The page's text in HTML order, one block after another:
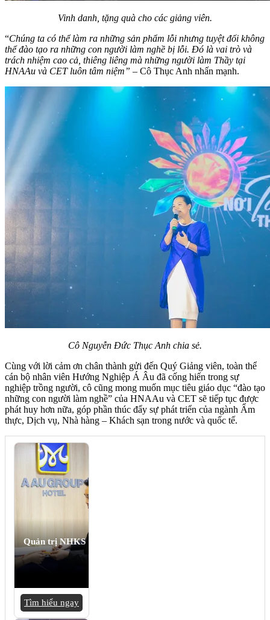
Vinh danh, tặng quà cho các giảng viên.
“Chúng ta có thể làm ra những sản phẩm lỗi nhưng tuyệt đối không
thể đào tạo ra những con người làm nghề bị lỗi. Đó là vai trò và
trách nhiệm cao cả, thiêng liêng mà những người làm Thầy tại
HNAAu và CET luôn tâm niệm” – Cô Thục Anh nhấn mạnh.
Cô Nguyễn Đức Thục Anh chia sẻ.
Cùng với lời cảm ơn chân thành gửi đến Quý Giảng viên, toàn thể
cán bộ nhân viên Hướng Nghiệp Á Âu đã cống hiến trong sự
nghiệp trồng người, cô cũng mong muốn mục tiêu giáo dục “đào tạo
những con người làm nghề” của HNAAu và CET sẽ tiếp tục được
phát huy hơn nữa, góp phần thúc đẩy sự phát triển của ngành Ẩm
thực, Dịch vụ, Nhà hàng – Khách sạn trong nước và quốc tế.
Quản trị NHKS
Tìm hiểu ngay